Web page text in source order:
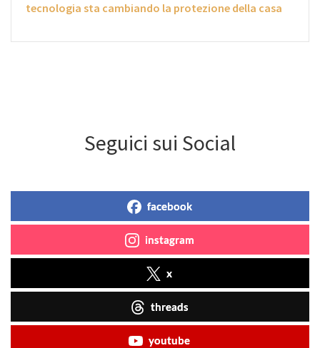
tecnologia sta cambiando la protezione della casa
Seguici sui Social
facebook
instagram
x
threads
youtube